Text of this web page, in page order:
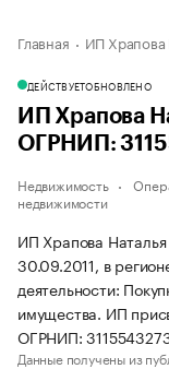
Главная ИП Храпова
ДЕЙСТВУЕТОБНОВЛЕНО
ИП Храпова
ОГРНИП:
Недвижимость
недвижимости
ИП Храпова
30.09.2011, в
деятельности:
имущества. ИП
ОГРНИП:
Данные получены из